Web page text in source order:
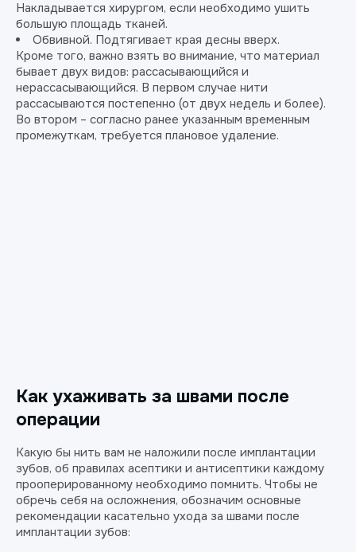
Накладывается хирургом, если необходимо ушить
большую площадь тканей.
Обвивной. Подтягивает края десны вверх.
Кроме того, важно взять во внимание, что материал
бывает двух видов: рассасывающийся и
нерассасывающийся. В первом случае нити
рассасываются постепенно (от двух недель и более).
Во втором – согласно ранее указанным временным
промежуткам, требуется плановое удаление.
Как ухаживать за швами после
операции
Какую бы нить вам не наложили после имплантации
зубов, об правилах асептики и антисептики каждому
прооперированному необходимо помнить. Чтобы не
обречь себя на осложнения, обозначим основные
рекомендации касательно ухода за швами после
имплантации зубов: